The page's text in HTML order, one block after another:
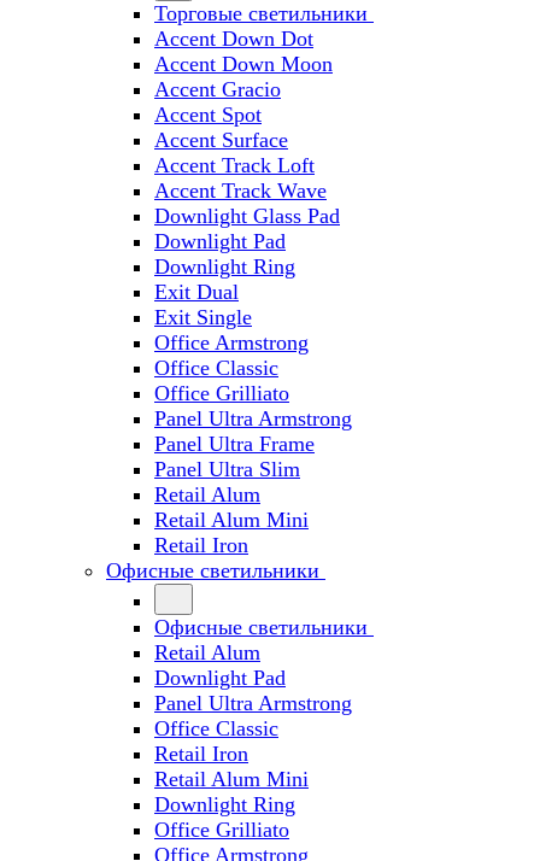
Торговые светильники
Accent Down Dot
Accent Down Moon
Accent Gracio
Accent Spot
Accent Surface
Accent Track Loft
Accent Track Wave
Downlight Glass Pad
Downlight Pad
Downlight Ring
Exit Dual
Exit Single
Office Armstrong
Office Classic
Office Grilliato
Panel Ultra Armstrong
Panel Ultra Frame
Panel Ultra Slim
Retail Alum
Retail Alum Mini
Retail Iron
Офисные светильники
Офисные светильники
Retail Alum
Downlight Pad
Panel Ultra Armstrong
Office Classic
Retail Iron
Retail Alum Mini
Downlight Ring
Office Grilliato
Office Armstrong